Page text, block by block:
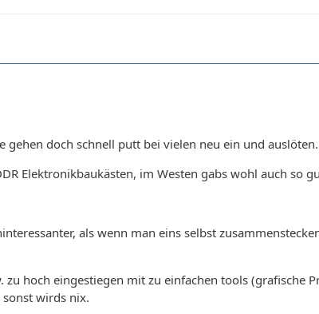
gehen doch schnell putt bei vielen neu ein und auslöten.
Elektronikbaukästen, im Westen gabs wohl auch so
als wenn man eins selbst
hoch eingestiegen mit zu einfachen tools (grafische
sonst wirds nix.